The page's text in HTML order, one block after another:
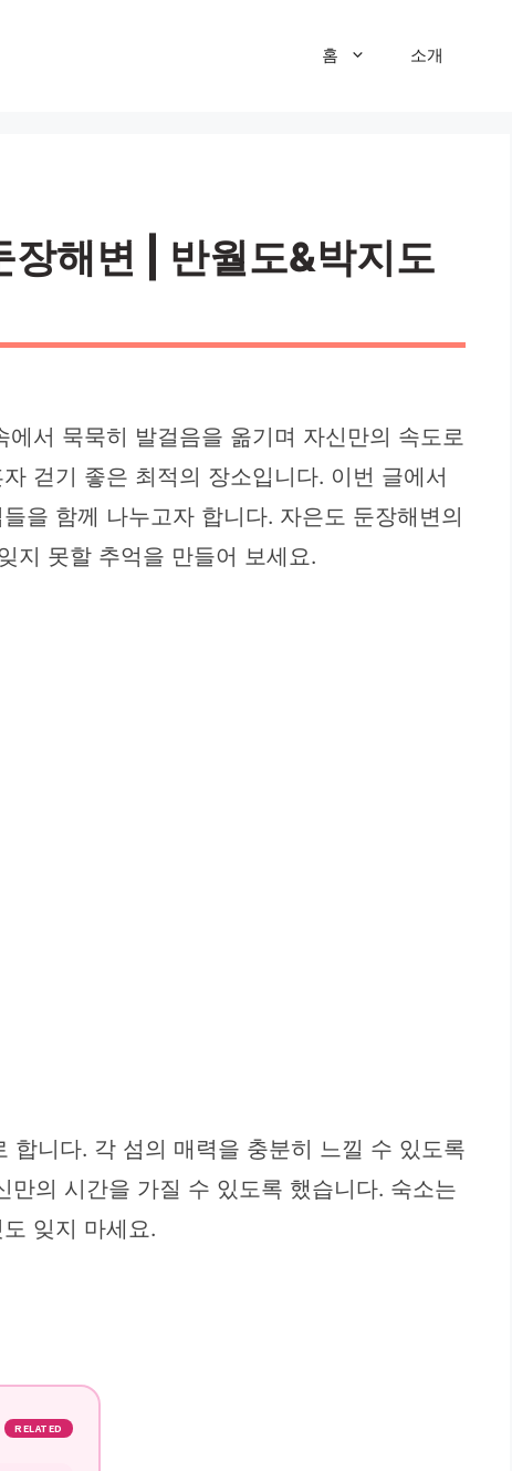
홈 소개
장해변 | 반월도&박지도
서 묵묵히 발걸음을 옮기며 자신만의 속도로
걷기 좋은 최적의 장소입니다. 이번 글에서
을 함께 나누고자 합니다. 자은도 둔장해변의
지 못할 추억을 만들어 보세요.
니다. 각 섬의 매력을 충분히 느낄 수 있도록
의 시간을 가질 수 있도록 했습니다. 숙소는
잊지 마세요.
RELATED